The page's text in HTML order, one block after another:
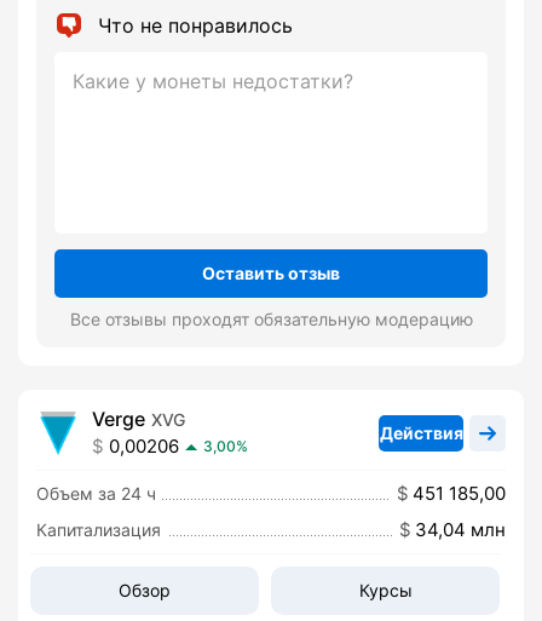
Что не понравилось
Оставить отзыв
Все отзывы проходят обязательную модерацию
Verge XVG
0,00206 3,00%
Объем за 24 ч 451 185,00
Капитализация 34,04 млн
Действия
Обзор Курсы